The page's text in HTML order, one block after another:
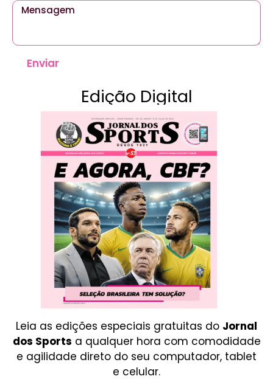
Enviar
Edição Digital
Leia as edições especiais gratuitas do Jornal
dos Sports a qualquer hora com comodidade
e agilidade direto do seu computador, tablet
e celular.